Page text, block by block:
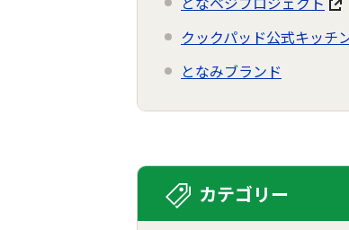
クックパッド公式キッチ
となみブランド
カテゴリー